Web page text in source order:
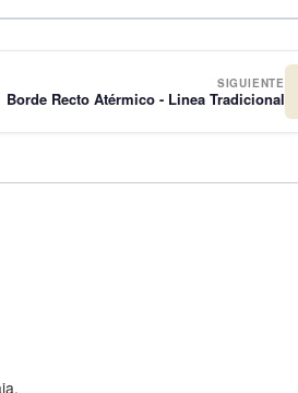
SIGUIENTE
Borde Recto Atérmico - Linea Tradicional